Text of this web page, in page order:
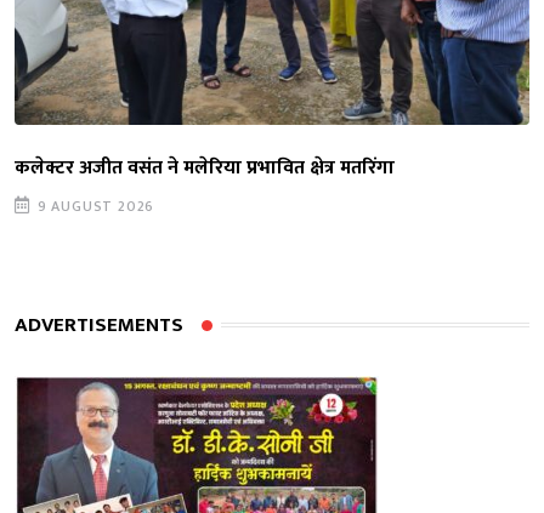
कलेक्टर अजीत वसंत ने मलेरिया प्रभावित क्षेत्र मतरिंगा
9 AUGUST 2026
ADVERTISEMENTS